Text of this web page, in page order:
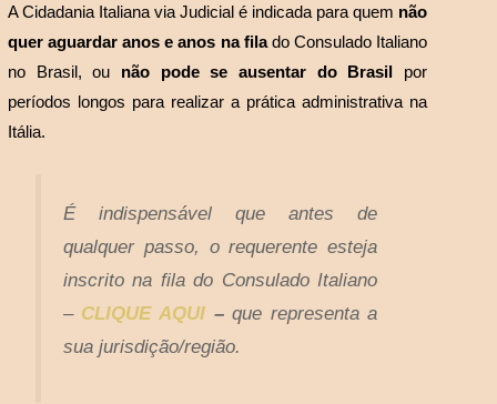
A Cidadania Italiana via Judicial é indicada para quem não
quer aguardar anos e anos na filado Consulado Italiano
no Brasil, ou não pode se ausentar do Brasil por
períodos longos para realizar a prática administrativa na
Itália.
É indispensável que antes de
qualquer passo, o requerente esteja
inscrito na fila do Consulado Italiano
– CLIQUE AQUI –que representa a
sua jurisdição/região.